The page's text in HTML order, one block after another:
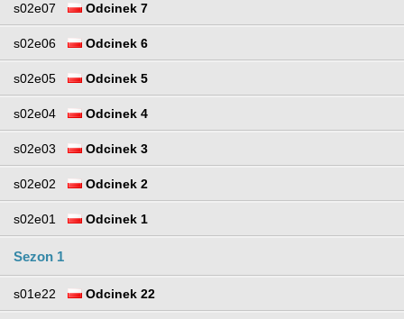
s02e07 Odcinek 7
s02e06 Odcinek 6
s02e05 Odcinek 5
s02e04 Odcinek 4
s02e03 Odcinek 3
s02e02 Odcinek 2
s02e01 Odcinek 1
Sezon 1
s01e22 Odcinek 22